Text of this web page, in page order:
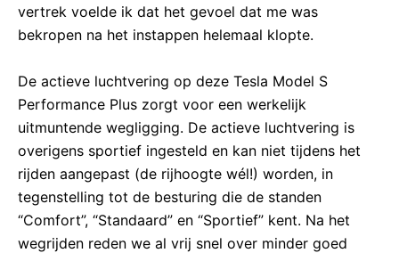
vertrek voelde ik dat het gevoel dat me was
bekropen na het instappen helemaal klopte.
De actieve luchtvering op deze Tesla Model S
Performance Plus zorgt voor een werkelijk
uitmuntende wegligging. De actieve luchtvering is
overigens sportief ingesteld en kan niet tijdens het
rijden aangepast (de rijhoogte wél!) worden, in
tegenstelling tot de besturing die de standen
“Comfort”, “Standaard” en “Sportief” kent. Na het
wegrijden reden we al vrij snel over minder goed